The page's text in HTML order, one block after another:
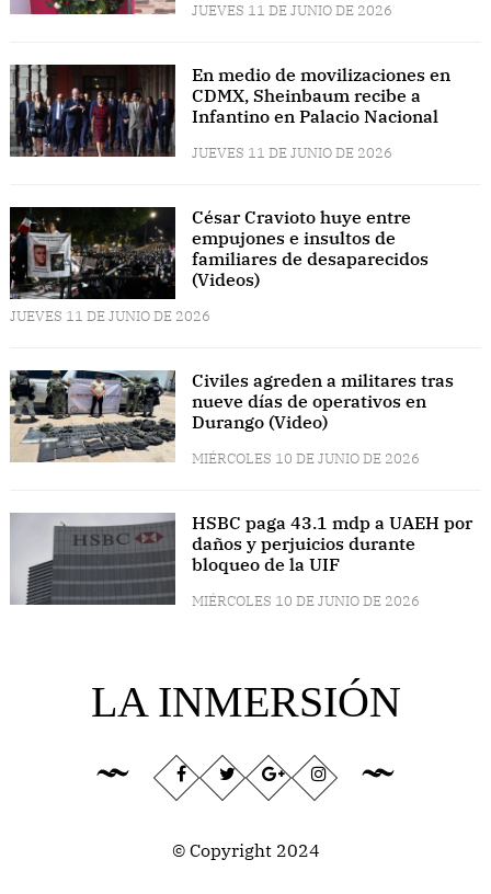
JUEVES 11 DE JUNIO DE 2026
En medio de movilizaciones en
CDMX, Sheinbaum recibe a
Infantino en Palacio Nacional
JUEVES 11 DE JUNIO DE 2026
César Cravioto huye entre
empujones e insultos de
familiares de desaparecidos
(Videos)
JUEVES 11 DE JUNIO DE 2026
Civiles agreden a militares tras
nueve días de operativos en
Durango (Video)
MIÉRCOLES 10 DE JUNIO DE 2026
HSBC paga 43.1 mdp a UAEH por
daños y perjuicios durante
bloqueo de la UIF
MIÉRCOLES 10 DE JUNIO DE 2026
LA INMERSIÓN
© Copyright 2024